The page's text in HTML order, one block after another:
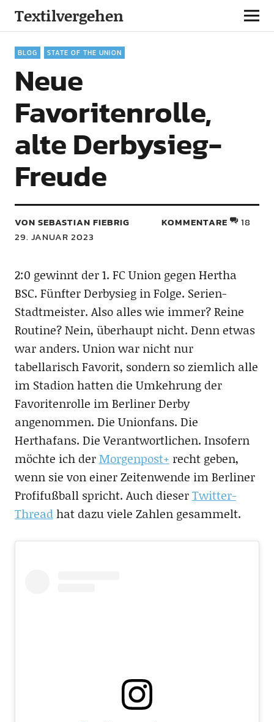
Textilvergehen
BLOG STATE OF THE UNION
Neue
Favoritenrolle,
alte Derbysieg-
Freude
VON SEBASTIAN FIEBRIG
29. JANUAR 2023
KOMMENTARE 18
2:0 gewinnt der 1. FC Union gegen Hertha
BSC. Fünfter Derbysieg in Folge. Serien-
Stadtmeister. Also alles wie immer? Reine
Routine? Nein, überhaupt nicht. Denn etwas
war anders. Union war nicht nur
tabellarisch Favorit, sondern so ziemlich alle
im Stadion hatten die Umkehrung der
Favoritenrolle im Berliner Derby
angenommen. Die Unionfans. Die
Herthafans. Die Verantwortlichen. Insofern
möchte ich derMorgenpost+ recht geben,
wenn sie von einer Zeitenwende im Berliner
Profifußball spricht. Auch dieserTwitter-
Threadhat dazu viele Zahlen gesammelt.